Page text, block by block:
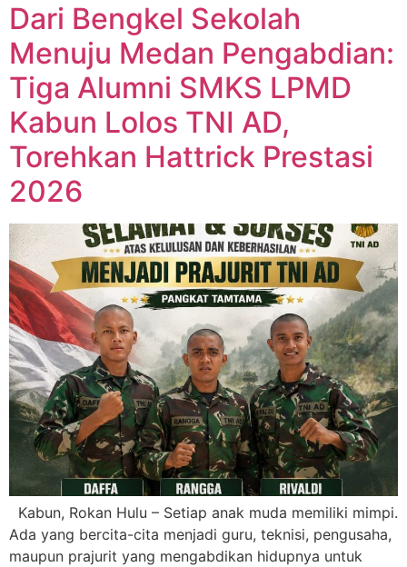
Dari Bengkel Sekolah
Menuju Medan Pengabdian:
Tiga Alumni SMKS LPMD
Kabun Lolos TNI AD,
Torehkan Hattrick Prestasi
2026
Kabun, Rokan Hulu – Setiap anak muda memiliki mimpi.
Ada yang bercita-cita menjadi guru, teknisi, pengusaha,
maupun prajurit yang mengabdikan hidupnya untuk